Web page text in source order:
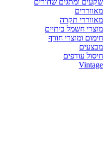
שקעים ומתגים שחורים
מאווררים
מאווררי תקרה
מוצרי חשמל ביתיים
חימום ומוצרי חורף
מבצעים
חיסול עודפים
Vintage